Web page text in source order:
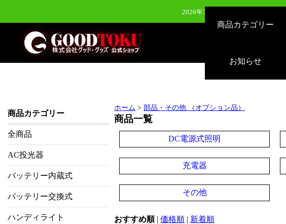
2026年7月28日（火）新発売：
2026年6月24日（水）新発売：LEDサーチ
2026年8月3日（月）新発売：
商品カテゴリー
お知らせ
商品カテゴリー
全商品
AC投光器
バッテリー内蔵式
バッテリー交換式
ハンディライト
ホーム >部品・その他 （オプション品）
商品一覧
DC電源式照明
充電器
その他
おすすめ順|価格順 | 新着順